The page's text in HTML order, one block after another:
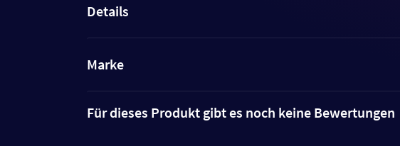
Details
Marke
Für dieses Produkt gibt es noch keine Bewertungen